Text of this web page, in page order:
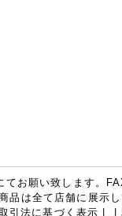
てお願い致します。
品は全て店舗に展示
引法に基づく表示 |